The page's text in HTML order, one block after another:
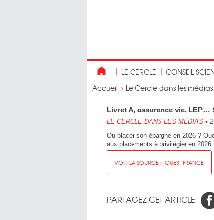
LE CERCLE CONSEIL
Accueil > Le Cercle dans les médias
Livret A, assurance vie, LEP…
LE CERCLE DANS LES MÉDIAS •
Où placer son épargne en 2026 ?
aux placements à privilégier en 2026.
VOIR LA SOURCE > OUEST FRANCE
PARTAGEZ CET ARTICLE